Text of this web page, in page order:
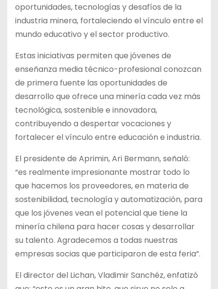
oportunidades, tecnologías y desafíos de la
industria minera, fortaleciendo el vínculo entre el
mundo educativo y el sector productivo.
Estas iniciativas permiten que jóvenes de
enseñanza media técnico-profesional conozcan
de primera fuente las oportunidades de
desarrollo que ofrece una minería cada vez más
tecnológica, sostenible e innovadora,
contribuyendo a despertar vocaciones y
fortalecer el vínculo entre educación e industria.
El presidente de Aprimin, Ari Bermann, señaló:
“es realmente impresionante mostrar todo lo
que hacemos los proveedores, en materia de
sostenibilidad, tecnología y automatización, para
que los jóvenes vean el potencial que tiene la
minería chilena para hacer cosas y desarrollar
su talento. Agradecemos a todas nuestras
empresas socias que participaron de esta feria”.
El director del Lichan, Vladimir Sanchéz, enfatizó